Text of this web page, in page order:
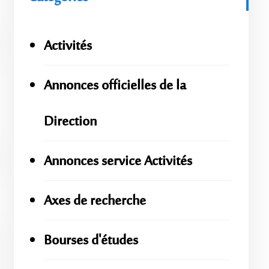
Activités
Annonces officielles de la
Direction
Annonces service Activités
Axes de recherche
Bourses d'études